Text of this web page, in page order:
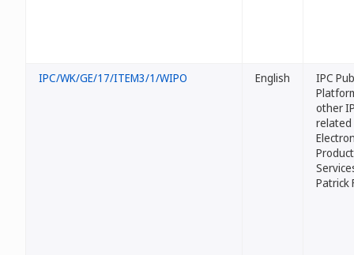
IPC/WK/GE/17/ITEM3/1/WIPO English
IPC
other
related
Patrick